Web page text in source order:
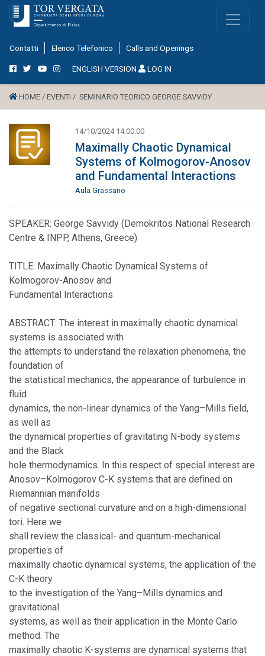
Contatti Elenco Telefonico Calls and Openings
ENGLISH VERSION LOG IN
HOME / EVENTI / SEMINARIO TEORICO GEORGE SAVVIDY
14/10/2024 14:00:00
Maximally Chaotic Dynamical
Systems of Kolmogorov-Anosov
and Fundamental Interactions
Aula Grassano
SPEAKER: George Savvidy (Demokritos National Research
Centre & INPP, Athens, Greece)
TITLE: Maximally Chaotic Dynamical Systems of
Kolmogorov-Anosov and
Fundamental Interactions
ABSTRACT: The interest in maximally chaotic dynamical
systems is associated with
the attempts to understand the relaxation phenomena, the
foundation of
the statistical mechanics, the appearance of turbulence in
fluid
dynamics, the non-linear dynamics of the Yang–Mills field,
as well as
the dynamical properties of gravitating N-body systems
and the Black
hole thermodynamics. In this respect of special interest are
Anosov–Kolmogorov C-K systems that are defined on
Riemannian manifolds
of negative sectional curvature and on a high-dimensional
tori. Here we
shall review the classical- and quantum-mechanical
properties of
maximally chaotic dynamical systems, the application of the
C-K theory
to the investigation of the Yang–Mills dynamics and
gravitational
systems, as well as their application in the Monte Carlo
method. The
maximally chaotic K-systems are dynamical systems that